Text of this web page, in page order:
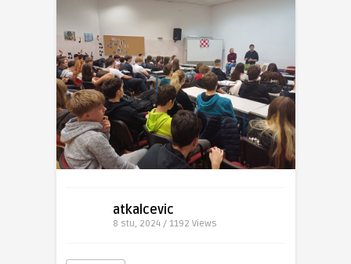
atkalcevic
8 stu, 2024 / 1192 Views